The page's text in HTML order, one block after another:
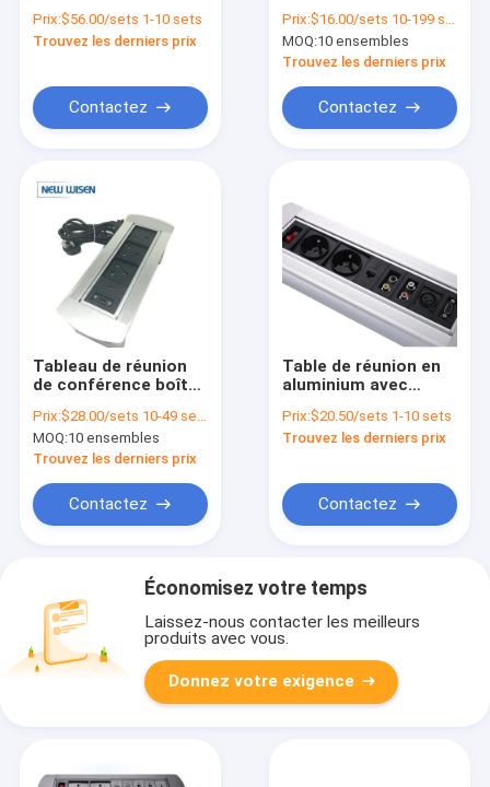
Brushed Noir ODM
Prix:$56.00/sets 1-10 sets
Trouvez les derniers prix
Contactez
d'alimentation
Commutateur
Socket Netbox
Prix:$16.00/sets 10-199 sets
MOQ:10 ensembles
Trouvez les derniers prix
Contactez
Tableau de réunion
de conférence boîte
VGA RJ45
Prix:$28.00/sets 10-49 sets
MOQ:10 ensembles
Trouvez les derniers prix
Contactez
Table de réunion en
aluminium avec
prise électrique avec
rotation
Prix:$20.50/sets 1-10 sets
Trouvez les derniers prix
Contactez
Économisez votre temps
Laissez-nous contacter les meilleurs
produits avec vous.
Donnez votre exigence